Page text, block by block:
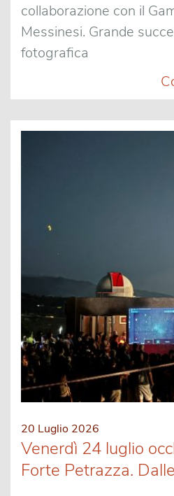
collaborazione con il
Messinesi. Grande
fotografica
20 Luglio 2026
Venerdì 24 luglio
Forte Petrazza.